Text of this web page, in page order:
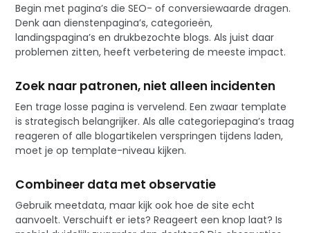
Begin met pagina’s die SEO- of conversiewaarde dragen.
Denk aan dienstenpagina’s, categorieën,
landingspagina’s en drukbezochte blogs. Als juist daar
problemen zitten, heeft verbetering de meeste impact.
Zoek naar patronen, niet alleen incidenten
Een trage losse pagina is vervelend. Een zwaar template
is strategisch belangrijker. Als alle categoriepagina’s traag
reageren of alle blogartikelen verspringen tijdens laden,
moet je op template-niveau kijken.
Combineer data met observatie
Gebruik meetdata, maar kijk ook hoe de site echt
aanvoelt. Verschuift er iets? Reageert een knop laat? Is